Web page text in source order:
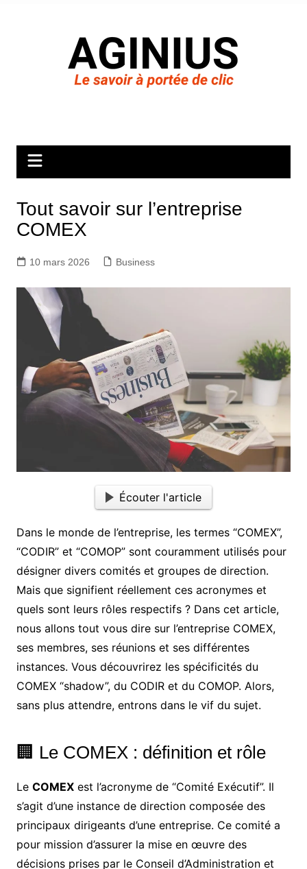
Tout savoir sur l’entreprise
COMEX
10 mars 2026 Business
Écouter l'article
Dans le monde de l’entreprise, les termes “COMEX”,
“CODIR” et “COMOP” sont couramment utilisés pour
désigner divers comités et groupes de direction.
Mais que signifient réellement ces acronymes et
quels sont leurs rôles respectifs ? Dans cet article,
nous allons tout vous dire sur l’entreprise COMEX,
ses membres, ses réunions et ses différentes
instances. Vous découvrirez les spécificités du
COMEX “shadow”, du CODIR et du COMOP. Alors,
sans plus attendre, entrons dans le vif du sujet.
🏢 Le COMEX : définition et rôle
Le COMEXest l’acronyme de “Comité Exécutif”. Il
s’agit d’une instance de direction composée des
principaux dirigeants d’une entreprise. Ce comité a
pour mission d’assurer la mise en œuvre des
décisions prises par le Conseil d’Administration et